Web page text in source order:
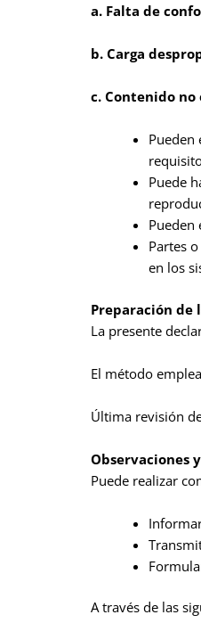
a. Falta de
b. Carga
c. Contenido
Pueden
Puede
Pueden
Partes
en los
Preparación de
La presente
El método
Última revisión
Observaciones
Puede realizar
A través de las